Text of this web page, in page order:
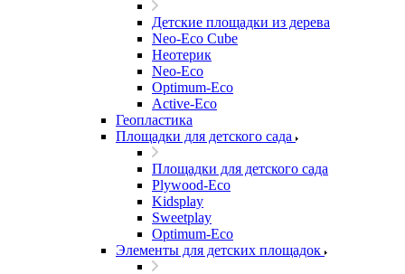
Детские площадки из дерева
Neo-Eco Cube
Неотерик
Neo-Eco
Оptimum-Еco
Active-Eco
Геопластика
Площадки для детского сада
Площадки для детского сада
Plywood-Eco
Kidsplay
Sweetplay
Оptimum-Еco
Элементы для детских площадок